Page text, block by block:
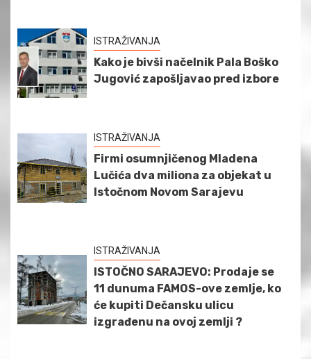
ISTRAŽIVANJA
Kako je bivši načelnik Pala Boško
Jugović zapošljavao pred izbore
ISTRAŽIVANJA
Firmi osumnjičenog Mladena
Lučića dva miliona za objekat u
Istočnom Novom Sarajevu
ISTRAŽIVANJA
ISTOČNO SARAJEVO: Prodaje se
11 dunuma FAMOS-ove zemlje, ko
će kupiti Dečansku ulicu
izgrađenu na ovoj zemlji ?